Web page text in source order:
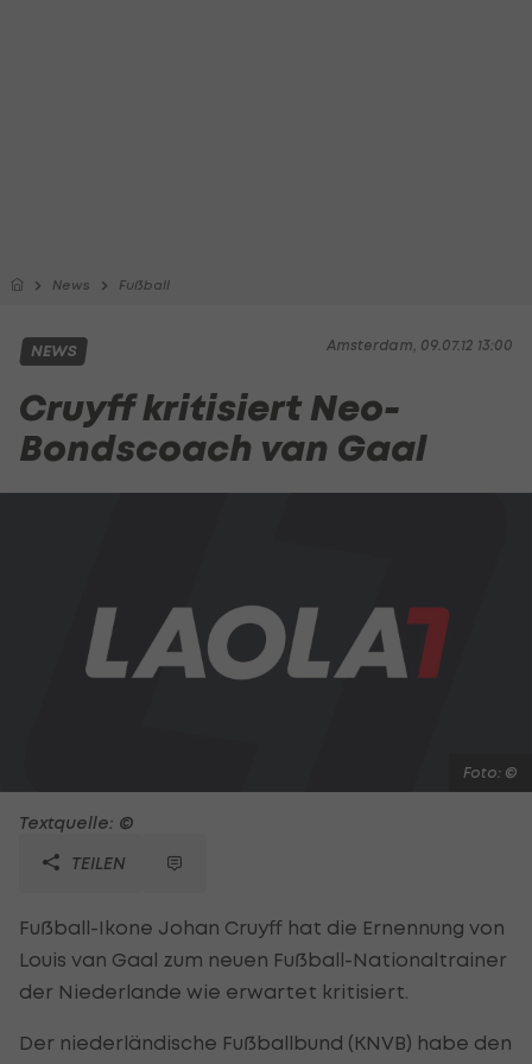
News Fußball
Amsterdam, 09.07.12 13:00
NEWS
Cruyff kritisiert Neo-
Bondscoach van Gaal
Foto: ©
Textquelle: ©
TEILEN
Fußball-Ikone Johan Cruyff hat die Ernennung von
Louis van Gaal zum neuen Fußball-Nationaltrainer
der Niederlande wie erwartet kritisiert.
Der niederländische Fußballbund (KNVB) habe den